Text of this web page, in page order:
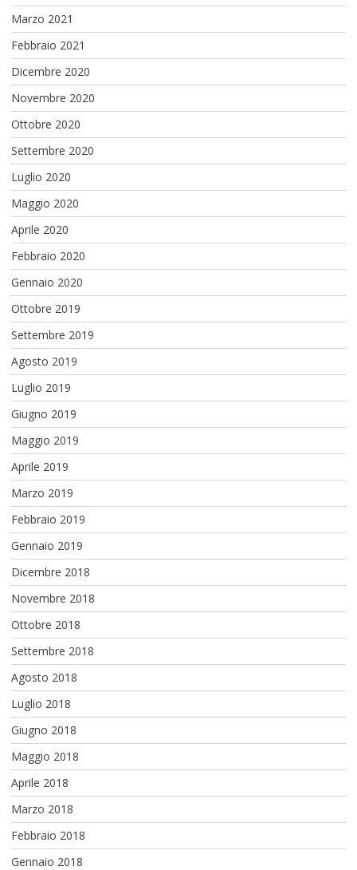
Marzo 2021
Febbraio 2021
Dicembre 2020
Novembre 2020
Ottobre 2020
Settembre 2020
Luglio 2020
Maggio 2020
Aprile 2020
Febbraio 2020
Gennaio 2020
Ottobre 2019
Settembre 2019
Agosto 2019
Luglio 2019
Giugno 2019
Maggio 2019
Aprile 2019
Marzo 2019
Febbraio 2019
Gennaio 2019
Dicembre 2018
Novembre 2018
Ottobre 2018
Settembre 2018
Agosto 2018
Luglio 2018
Giugno 2018
Maggio 2018
Aprile 2018
Marzo 2018
Febbraio 2018
Gennaio 2018